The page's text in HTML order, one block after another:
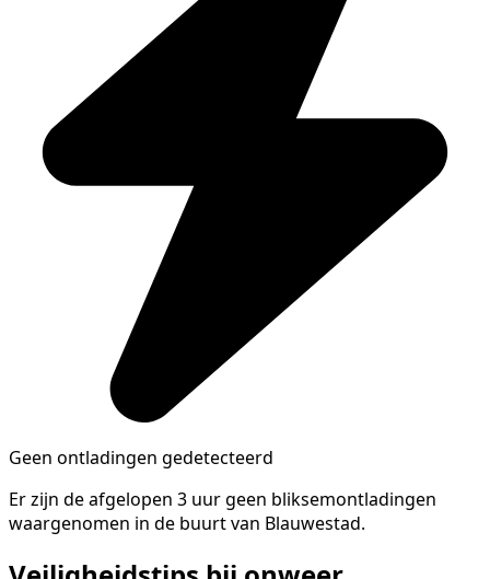
Geen ontladingen gedetecteerd
Er zijn de afgelopen 3 uur geen bliksemontladingen
waargenomen in de buurt van Blauwestad.